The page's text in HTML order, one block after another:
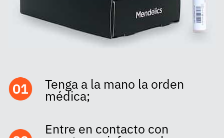
Tenga a la mano la orden
médica;
Entre en contacto con